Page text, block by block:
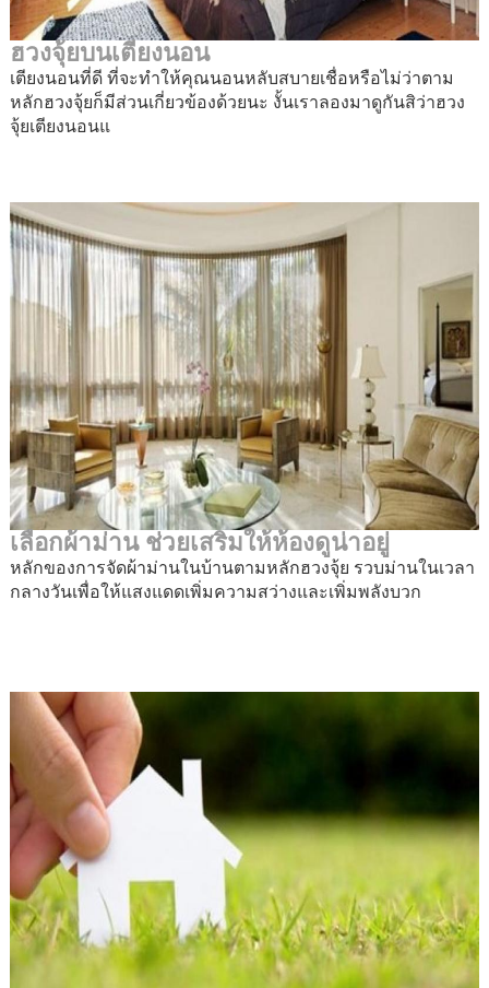
ฮวงจุ้ยบนเตียงนอน
เตียงนอนที่ดี ที่จะทำให้คุณนอนหลับสบายเชื่อหรือไม่ว่าตาม
หลักฮวงจุ้ยก็มีส่วนเกี่ยวข้องด้วยนะ งั้นเราลองมาดูกันสิว่าฮวง
จุ้ยเตียงนอนแ
เลือกผ้าม่าน ช่วยเสริมให้ห้องดูน่าอยู่
หลักของการจัดผ้าม่านในบ้านตามหลักฮวงจุ้ย รวบม่านในเวลา
กลางวันเพื่อให้แสงแดดเพิ่มความสว่างและเพิ่มพลังบวก